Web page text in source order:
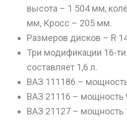
высота – 1 504 мм,
мм, Кросс – 205 мм.
Размеров дисков – R
Три модификации 16-
составляет 1,6 л.
ВАЗ 111186 –
ВАЗ 21116 – мощность
ВАЗ 21127 – мощность